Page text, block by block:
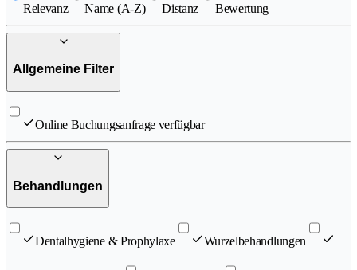
Relevanz Name (A-Z) Distanz Bewertung
Allgemeine Filter
Online Buchungsanfrage verfügbar
Behandlungen
Dentalhygiene & Prophylaxe Wurzelbehandlungen